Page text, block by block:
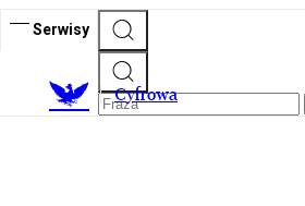
Serwisy
Cyfrowa